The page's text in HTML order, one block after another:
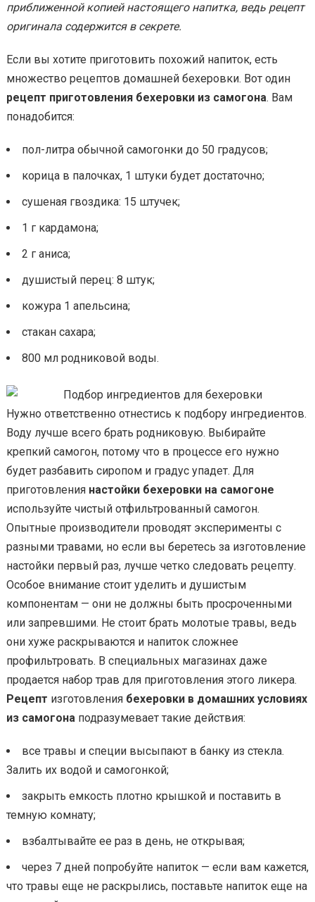
приближенной копией настоящего напитка, ведь рецепт
оригинала содержится в секрете.
Если вы хотите приготовить похожий напиток, есть
множество рецептов домашней бехеровки. Вот один
рецепт приготовления бехеровки из самогона. Вам
понадобится:
пол-литра обычной самогонки до 50 градусов;
корица в палочках, 1 штуки будет достаточно;
сушеная гвоздика: 15 штучек;
1 г кардамона;
2 г аниса;
душистый перец: 8 штук;
кожура 1 апельсина;
стакан сахара;
800 мл родниковой воды.
Нужно ответственно отнестись к подбору ингредиентов.
Воду лучше всего брать родниковую. Выбирайте
крепкий самогон, потому что в процессе его нужно
будет разбавить сиропом и градус упадет. Для
приготовления настойки бехеровки на самогоне
используйте чистый отфильтрованный самогон.
Опытные производители проводят эксперименты с
разными травами, но если вы беретесь за изготовление
настойки первый раз, лучше четко следовать рецепту.
Особое внимание стоит уделить и душистым
компонентам — они не должны быть просроченными
или запревшими. Не стоит брать молотые травы, ведь
они хуже раскрываются и напиток сложнее
профильтровать. В специальных магазинах даже
продается набор трав для приготовления этого ликера.
Рецепт изготовления бехеровки в домашних условиях
из самогонаподразумевает такие действия:
все травы и специи высыпают в банку из стекла.
Залить их водой и самогонкой;
закрыть емкость плотно крышкой и поставить в
темную комнату;
взбалтывайте ее раз в день, не открывая;
через 7 дней попробуйте напиток — если вам кажется,
что травы еще не раскрылись, поставьте напиток еще на